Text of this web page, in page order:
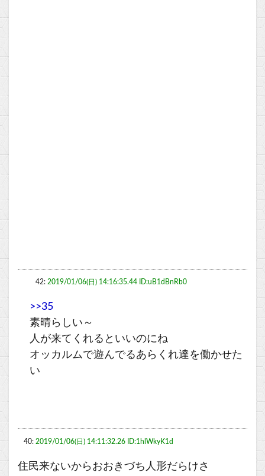
42: 2019/01/06(日) 14:16:35.44 ID:uB1dBnRb0
>>35
素晴らしい～
人が来てくれるといいのにね
オッカルムで遊んでるあらくれ達を働かせた
い
40: 2019/01/06(日) 14:11:32.26 ID:1hlWkyK1d
住民来ないからおおきづち人形だらけさ